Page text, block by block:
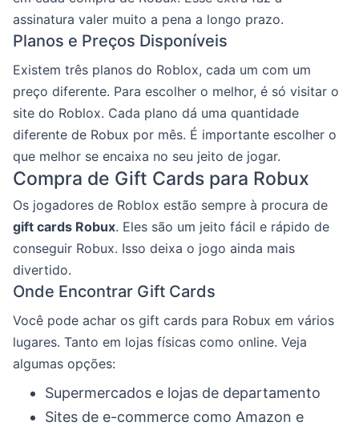
assinatura valer muito a pena a longo prazo.
Planos e Preços Disponíveis
Existem três planos do Roblox, cada um com um
preço diferente. Para escolher o melhor, é só visitar o
site do Roblox. Cada plano dá uma quantidade
diferente de Robux por mês. É importante escolher o
que melhor se encaixa no seu jeito de jogar.
Compra de Gift Cards para Robux
Os jogadores de Roblox estão sempre à procura de
gift cards Robux. Eles são um jeito fácil e rápido de
conseguir Robux. Isso deixa o jogo ainda mais
divertido.
Onde Encontrar Gift Cards
Você pode achar os gift cards para Robux em vários
lugares. Tanto em lojas físicas como online. Veja
algumas opções:
Supermercados e lojas de departamento
Sites de e-commerce como Amazon e